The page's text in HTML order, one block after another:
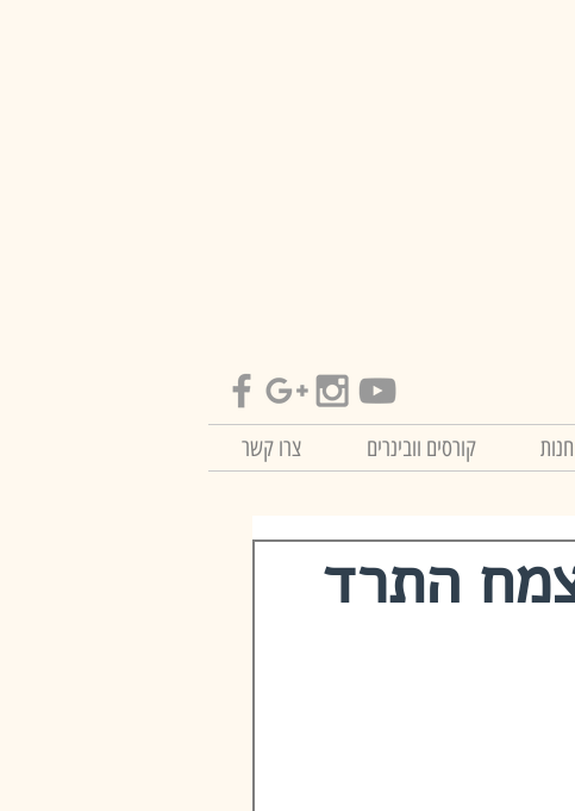
צרו קשר קורסים וובינרים חנות
התרד